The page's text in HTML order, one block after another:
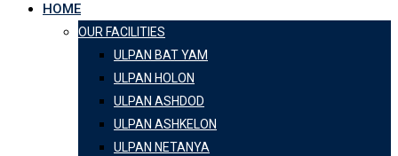
HOME
OUR FACILITIES
ULPAN BAT YAM
ULPAN HOLON
ULPAN ASHDOD
ULPAN ASHKELON
ULPAN NETANYA